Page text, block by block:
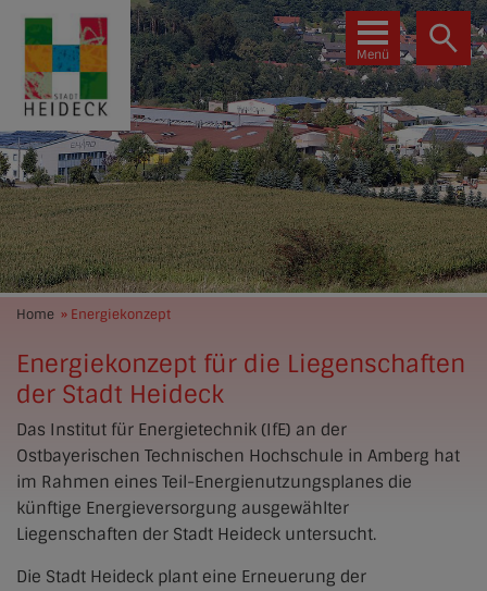
Menü
Home » Energiekonzept
Energiekonzept für die Liegenschaften
der Stadt Heideck
Das Institut für Energietechnik (IfE) an der
Ostbayerischen Technischen Hochschule in Amberg hat
im Rahmen eines Teil-Energienutzungsplanes die
künftige Energieversorgung ausgewählter
Liegenschaften der Stadt Heideck untersucht.
Die Stadt Heideck plant eine Erneuerung der